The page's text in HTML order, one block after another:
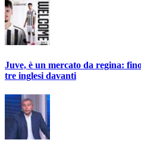
Juve, è un mercato da regina:
tre inglesi davanti